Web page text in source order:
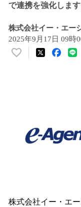
で連携を強化します
株式会社イー・エー
2025年9月17日 09時
い
株式会社イー・エ